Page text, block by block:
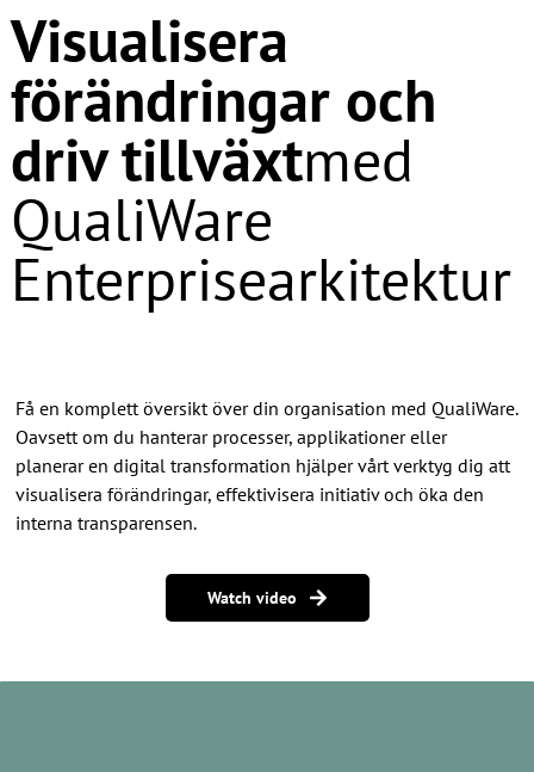
Visualisera
förändringar och
driv tillväxtmed
QualiWare
Enterprisearkitektur
Få en komplett översikt över din organisation med QualiWare.
Oavsett om du hanterar processer, applikationer eller
planerar en digital transformation hjälper vårt verktyg dig att
visualisera förändringar, effektivisera initiativ och öka den
interna transparensen.
Watch video